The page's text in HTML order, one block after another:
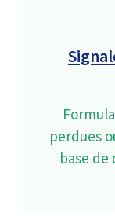
perdues
base